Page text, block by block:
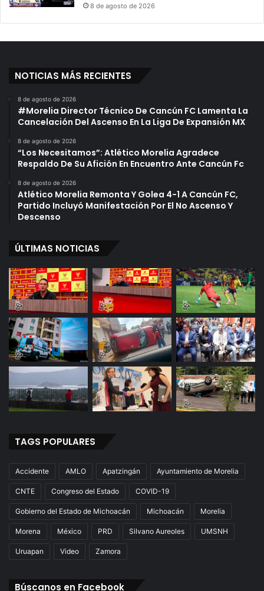
8 de agosto de 2026
NOTICIAS MÁS RECIENTES
8 de agosto de 2026
#Morelia Director Técnico De Cancún FC Lamenta La
Cancelación Del Ascenso En La Liga De Expansión MX
8 de agosto de 2026
“Los Necesitamos”: Atlético Morelia Agradece
Respaldo De Su Afición En Encuentro Ante Cancún Fc
8 de agosto de 2026
Atlético Morelia Remonta Y Golea 4-1 A Cancún FC,
Partido Incluyó Manifestación Por El No Ascenso Y
Descenso
ÚLTIMAS NOTICIAS
TAGS POPULARES
Accidente AMLO Apatzingán Ayuntamiento de Morelia
CNTE Congreso del Estado COVID-19
Gobierno del Estado de Michoacán Michoacán Morelia
Morena México PRD Silvano Aureoles UMSNH
Uruapan Video Zamora
Búscanos en Facebook